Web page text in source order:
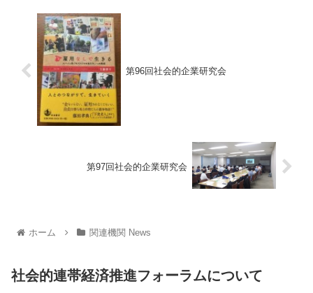
第96回社会的企業研究会
第97回社会的企業研究会
ホーム 関連機関 News
社会的連帯経済推進フォーラムについて